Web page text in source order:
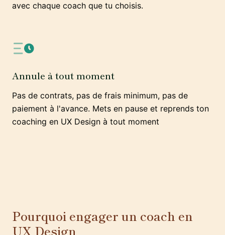
avec chaque coach que tu choisis.
Annule à tout moment
Pas de contrats, pas de frais minimum, pas de
paiement à l'avance. Mets en pause et reprends ton
coaching en UX Design à tout moment
Pourquoi engager un coach en
UX Design